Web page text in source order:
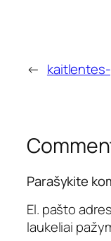
←
Parašykite
El. pašto
laukeliai